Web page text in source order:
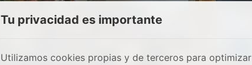
Tu privacidad es importante
Utilizamos cookies propias y de terceros para optimizar